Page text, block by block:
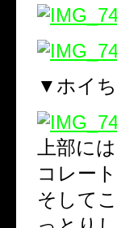
▼ホイ
上部に
コレート
そして